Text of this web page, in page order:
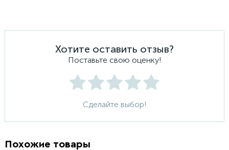
Хотите оставить отзыв?
Поставьте свою оценку!
Сделайте выбор!
Похожие товары